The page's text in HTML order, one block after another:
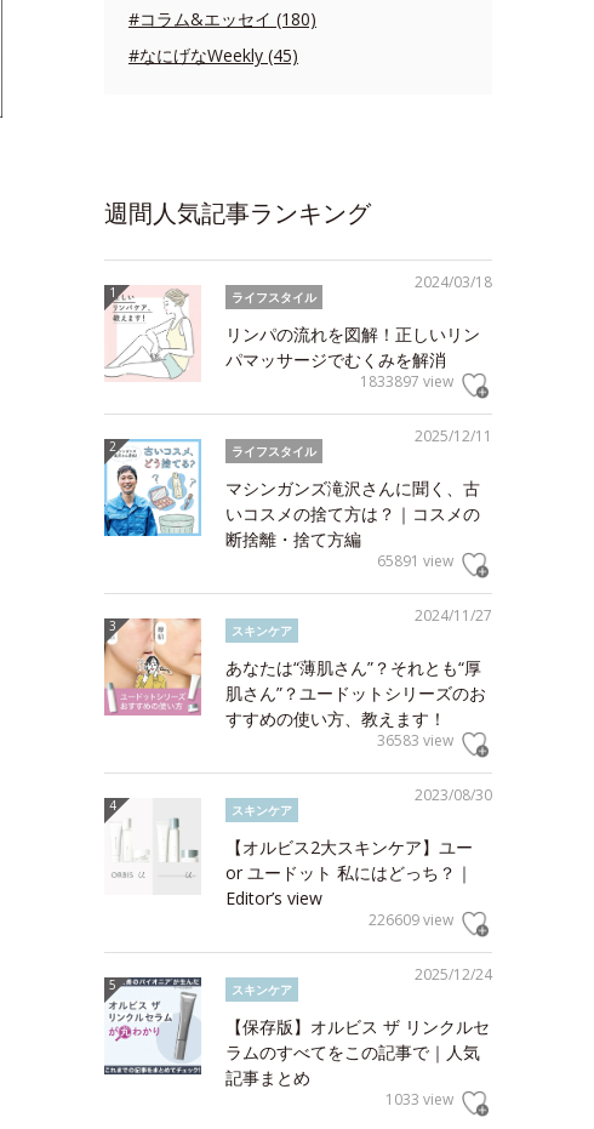
#コラム&エッセイ (180)
#なにげなWeekly (45)
週間人気記事ランキング
2024/03/18
ライフスタイル
リンパの流れを図解！正しいリン
パマッサージでむくみを解消
1833897 view
2025/12/11
ライフスタイル
マシンガンズ滝沢さんに聞く、古
いコスメの捨て方は？｜コスメの
断捨離・捨て方編
65891 view
2024/11/27
スキンケア
あなたは“薄肌さん”？それとも“厚
肌さん”？ユードットシリーズのお
すすめの使い方、教えます！
36583 view
2023/08/30
スキンケア
【オルビス2大スキンケア】ユー
or ユードット 私にはどっち？｜
Editor’s view
226609 view
2025/12/24
スキンケア
【保存版】オルビス ザ リンクルセ
ラムのすべてをこの記事で｜人気
記事まとめ
1033 view